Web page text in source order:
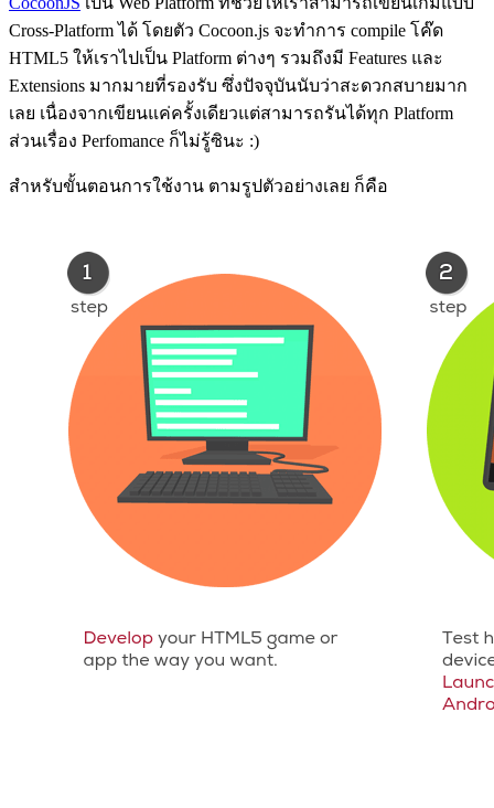
Cross-Platform ได้ โดยตัว Cocoon.js จะทำการ compile โค๊ด
HTML5 ให้เราไปเป็น Platform ต่างๆ รวมถึงมี Features และ
Extensions มากมายที่รองรับ ซึ่งปัจจุบันนับว่าสะดวกสบายมาก
เลย เนื่องจากเขียนแค่ครั้งเดียวแต่สามารถรันได้ทุก Platform
ส่วนเรื่อง Perfomance ก็ไม่รู้ซินะ :)
สำหรับขั้นตอนการใช้งาน ตามรูปตัวอย่างเลย ก็คือ